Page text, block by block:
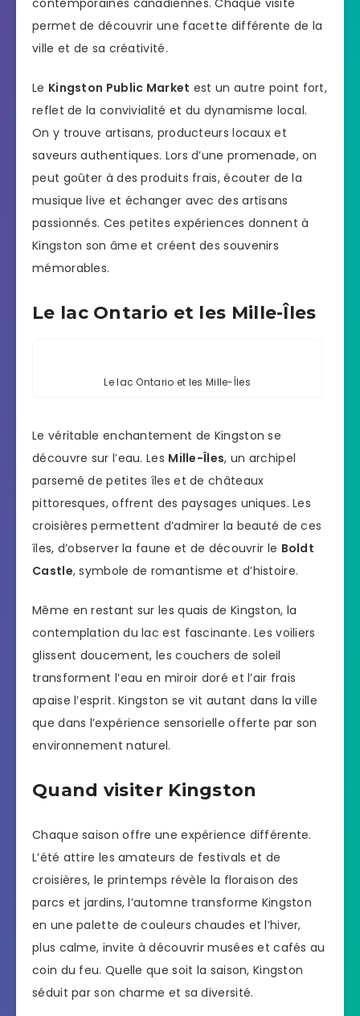
permet de découvrir une facette différente de la
ville et de sa créativité.
Le Kingston Public Market est un autre point fort,
reflet de la convivialité et du dynamisme local.
On y trouve artisans, producteurs locaux et
saveurs authentiques. Lors d’une promenade, on
peut goûter à des produits frais, écouter de la
musique live et échanger avec des artisans
passionnés. Ces petites expériences donnent à
Kingston son âme et créent des souvenirs
mémorables.
Le lac Ontario et les Mille-Îles
Le lac Ontario et les Mille-Îles
Le véritable enchantement de Kingston se
découvre sur l’eau. Les Mille-Îles, un archipel
parsemé de petites îles et de châteaux
pittoresques, offrent des paysages uniques. Les
croisières permettent d’admirer la beauté de ces
îles, d’observer la faune et de découvrir le Boldt
Castle, symbole de romantisme et d’histoire.
Même en restant sur les quais de Kingston, la
contemplation du lac est fascinante. Les voiliers
glissent doucement, les couchers de soleil
transforment l’eau en miroir doré et l’air frais
apaise l’esprit. Kingston se vit autant dans la ville
que dans l’expérience sensorielle offerte par son
environnement naturel.
Quand visiter Kingston
Chaque saison offre une expérience différente.
L’été attire les amateurs de festivals et de
croisières, le printemps révèle la floraison des
parcs et jardins, l’automne transforme Kingston
en une palette de couleurs chaudes et l’hiver,
plus calme, invite à découvrir musées et cafés au
coin du feu. Quelle que soit la saison, Kingston
séduit par son charme et sa diversité.